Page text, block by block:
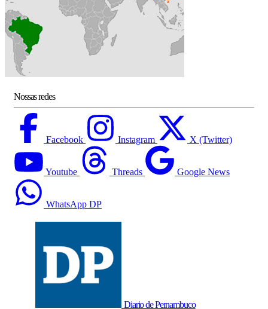
Nossas redes
Facebook Instagram X (Twitter)
Youtube Threads Google News
WhatsApp DP
Diario de Pernambuco